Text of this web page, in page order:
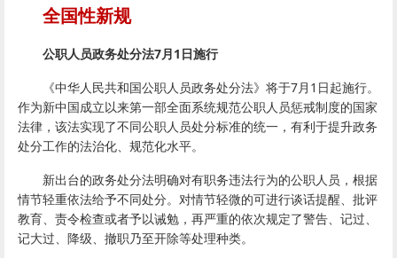
全国性新规
公职人员政务处分法7月1日施行
《中华人民共和国公职人员政务处分法》将于7月1日起施行。
作为新中国成立以来第一部全面系统规范公职人员惩戒制度的国家
法律，该法实现了不同公职人员处分标准的统一，有利于提升政务
处分工作的法治化、规范化水平。
新出台的政务处分法明确对有职务违法行为的公职人员，根据
情节轻重依法给予不同处分。对情节轻微的可进行谈话提醒、批评
教育、责令检查或者予以诫勉，再严重的依次规定了警告、记过、
记大过、降级、撤职乃至开除等处理种类。